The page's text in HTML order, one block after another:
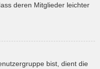
deren Mitglieder leichter
bist, dient die